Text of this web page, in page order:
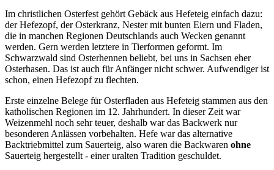
Im christlichen Osterfest gehört Gebäck aus Hefeteig einfach dazu:
der Hefezopf, der Osterkranz, Nester mit bunten Eiern und Fladen,
die in manchen Regionen Deutschlands auch Wecken genannt
werden. Gern werden letztere in Tierformen geformt. Im
Schwarzwald sind Osterhennen beliebt, bei uns in Sachsen eher
Osterhasen. Das ist auch für Anfänger nicht schwer. Aufwendiger ist
schon, einen Hefezopf zu flechten.
Erste einzelne Belege für Osterfladen aus Hefeteig stammen aus den
katholischen Regionen im 12. Jahrhundert. In dieser Zeit war
Weizenmehl noch sehr teuer, deshalb war das Backwerk nur
besonderen Anlässen vorbehalten. Hefe war das alternative
Backtriebmittel zum Sauerteig, also waren die Backwaren ohne
Sauerteig hergestellt - einer uralten Tradition geschuldet.